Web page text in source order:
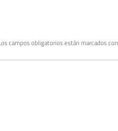
campos obligatorios están marcados con